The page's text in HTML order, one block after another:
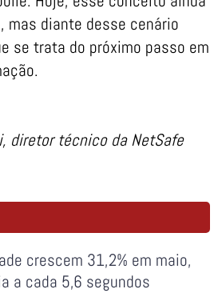
mas diante desse cenário
se trata do próximo passo em
diretor técnico da NetSafe
crescem 31,2% em maio,
a cada 5,6 segundos